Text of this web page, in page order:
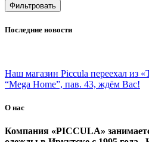
Фильтровать
Последние новости
Наш магазин Piccula переехал из
“Mega Home”, пав. 43, ждём Вас!
О нас
Компания «PICCULA»